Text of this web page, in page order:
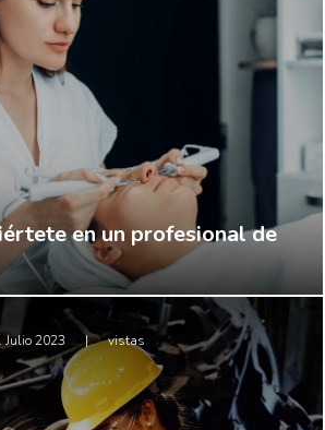
en un profesional de
2023 | vistas